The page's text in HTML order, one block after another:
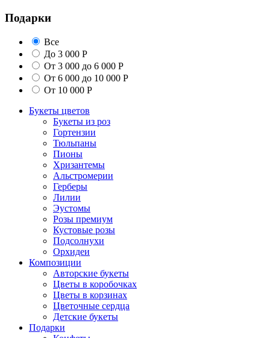
Подарки
Все
До 3 000 Р
От 3 000 до 6 000 Р
От 6 000 до 10 000 Р
От 10 000 Р
Букеты цветов
Букеты из роз
Гортензии
Тюльпаны
Пионы
Хризантемы
Альстромерии
Герберы
Лилии
Эустомы
Розы премиум
Кустовые розы
Подсолнухи
Орхидеи
Композиции
Авторские букеты
Цветы в коробочках
Цветы в корзинах
Цветочные сердца
Детские букеты
Подарки